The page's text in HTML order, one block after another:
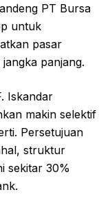
PT Bursa
untuk
pasar
panjang.
Iskandar
makin selektif
Persetujuan
struktur
sekitar 30%